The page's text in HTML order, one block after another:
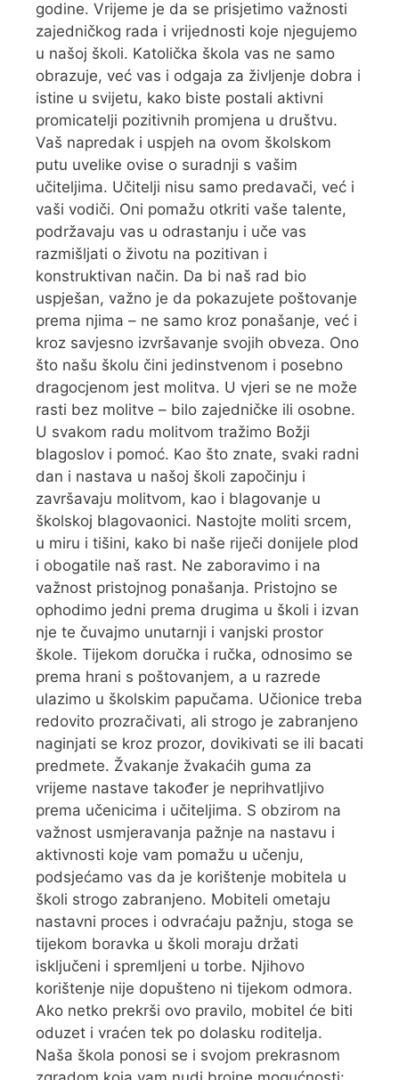
godine. Vrijeme je da se prisjetimo važnosti
zajedničkog rada i vrijednosti koje njegujemo
u našoj školi. Katolička škola vas ne samo
obrazuje, već vas i odgaja za življenje dobra i
istine u svijetu, kako biste postali aktivni
promicatelji pozitivnih promjena u društvu.
Vaš napredak i uspjeh na ovom školskom
putu uvelike ovise o suradnji s vašim
učiteljima. Učitelji nisu samo predavači, već i
vaši vodiči. Oni pomažu otkriti vaše talente,
podržavaju vas u odrastanju i uče vas
razmišljati o životu na pozitivan i
konstruktivan način. Da bi naš rad bio
uspješan, važno je da pokazujete poštovanje
prema njima – ne samo kroz ponašanje, već i
kroz savjesno izvršavanje svojih obveza. Ono
što našu školu čini jedinstvenom i posebno
dragocjenom jest molitva. U vjeri se ne može
rasti bez molitve – bilo zajedničke ili osobne.
U svakom radu molitvom tražimo Božji
blagoslov i pomoć. Kao što znate, svaki radni
dan i nastava u našoj školi započinju i
završavaju molitvom, kao i blagovanje u
školskoj blagovaonici. Nastojte moliti srcem,
u miru i tišini, kako bi naše riječi donijele plod
i obogatile naš rast. Ne zaboravimo i na
važnost pristojnog ponašanja. Pristojno se
ophodimo jedni prema drugima u školi i izvan
nje te čuvajmo unutarnji i vanjski prostor
škole. Tijekom doručka i ručka, odnosimo se
prema hrani s poštovanjem, a u razrede
ulazimo u školskim papučama. Učionice treba
redovito prozračivati, ali strogo je zabranjeno
naginjati se kroz prozor, dovikivati se ili bacati
predmete. Žvakanje žvakaćih guma za
vrijeme nastave također je neprihvatljivo
prema učenicima i učiteljima. S obzirom na
važnost usmjeravanja pažnje na nastavu i
aktivnosti koje vam pomažu u učenju,
podsjećamo vas da je korištenje mobitela u
školi strogo zabranjeno. Mobiteli ometaju
nastavni proces i odvraćaju pažnju, stoga se
tijekom boravka u školi moraju držati
isključeni i spremljeni u torbe. Njihovo
korištenje nije dopušteno ni tijekom odmora.
Ako netko prekrši ovo pravilo, mobitel će biti
oduzet i vraćen tek po dolasku roditelja.
Naša škola ponosi se i svojom prekrasnom